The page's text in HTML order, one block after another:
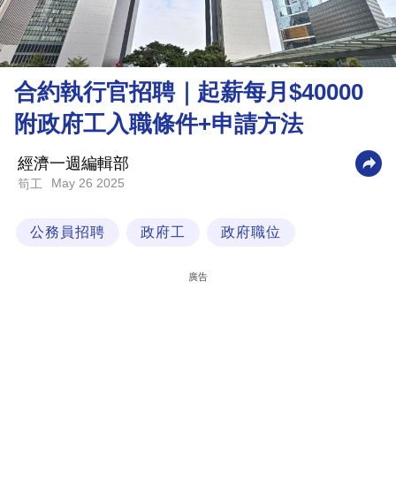
樓
市
理
財
商
業
科
合約執行官招聘｜起薪每月$40000
附政府工入職條件+申請方法
經濟一週編輯部
筍工 May 26 2025
公務員招聘 政府工 政府職位
廣告